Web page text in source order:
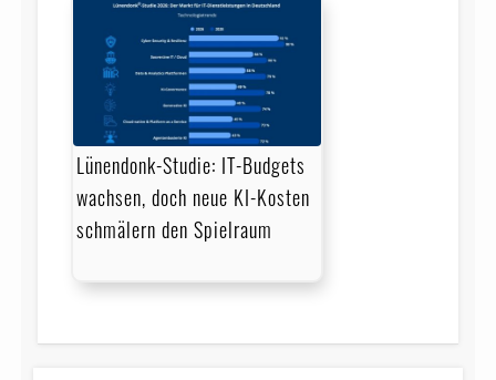
Lünendonk-Studie: IT-Budgets
wachsen, doch neue KI-Kosten
schmälern den Spielraum